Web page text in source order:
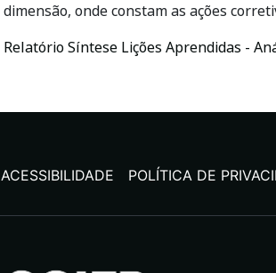
dimensão, onde constam as ações
Relatório Síntese Lições Aprendidas -
ACESSIBILIDADE POLÍTICA DE